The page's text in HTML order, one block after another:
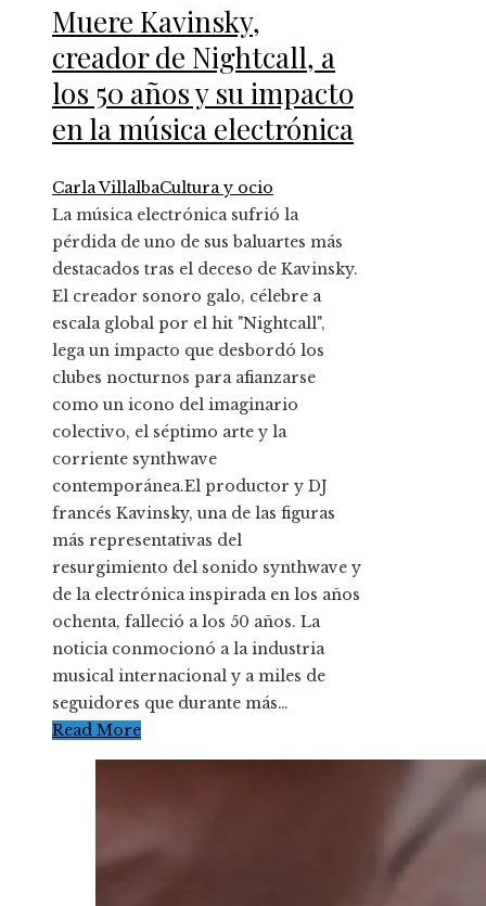
Muere Kavinsky,
creador de Nightcall, a
los 50 años y su impacto
en la música electrónica
Carla VillalbaCultura y ocio
La música electrónica sufrió la
pérdida de uno de sus baluartes más
destacados tras el deceso de Kavinsky.
El creador sonoro galo, célebre a
escala global por el hit "Nightcall",
lega un impacto que desbordó los
clubes nocturnos para afianzarse
como un icono del imaginario
colectivo, el séptimo arte y la
corriente synthwave
contemporánea.El productor y DJ
francés Kavinsky, una de las figuras
más representativas del
resurgimiento del sonido synthwave y
de la electrónica inspirada en los años
ochenta, falleció a los 50 años. La
noticia conmocionó a la industria
musical internacional y a miles de
seguidores que durante más…
Read More